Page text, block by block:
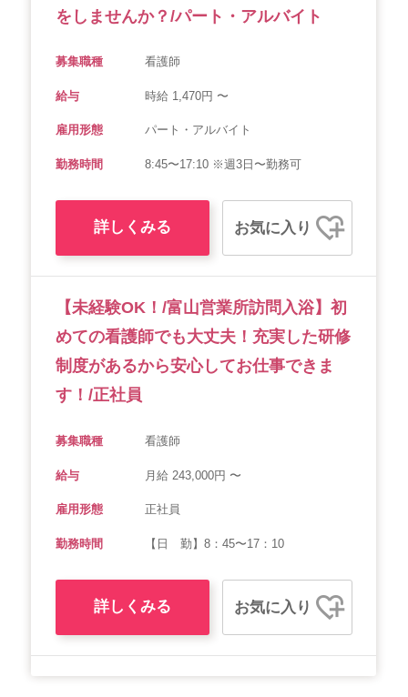
お知らせ 採用担当者様へ サイトマップ
をしませんか？/パート・アルバイト
募集職種 看護師
給与 時給 1,470円 〜
雇用形態 パート・アルバイト
勤務時間 8:45〜17:10 ※週3日〜勤務可
詳しくみる お気に入り
【未経験OK！/富山営業所訪問入浴】初
めての看護師でも大丈夫！充実した研修
制度があるから安心してお仕事できま
す！/正社員
募集職種 看護師
給与 月給 243,000円 〜
雇用形態 正社員
勤務時間 【日 勤】8：45〜17：10
詳しくみる お気に入り